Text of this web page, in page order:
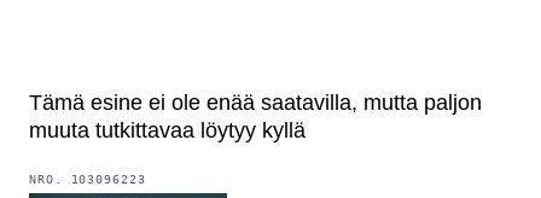
Tämä esine ei ole enää saatavilla, mutta paljon
muuta tutkittavaa löytyy kyllä
NRO. 103096223